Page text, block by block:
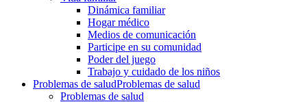
Dinámica familiar
Hogar médico
Medios de comunicación
Participe en su comunidad
Poder del juego
Trabajo y cuidado de los niños
Problemas de saludProblemas de salud
Problemas de salud